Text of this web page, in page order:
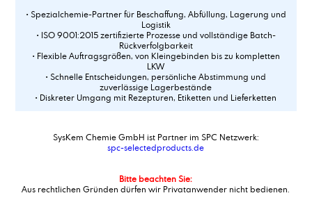
• Spezialchemie-Partner für Beschaffung, Abfüllung, Lagerung und
Logistik
• ISO 9001:2015 zertifizierte Prozesse und vollständige Batch-
Rückverfolgbarkeit
• Flexible Auftragsgrößen, von Kleingebinden bis zu kompletten
LKW
• Schnelle Entscheidungen, persönliche Abstimmung und
zuverlässige Lagerbestände
• Diskreter Umgang mit Rezepturen, Etiketten und Lieferketten
SysKem Chemie GmbH ist Partner im SPC Netzwerk:
spc-selectedproducts.de
Bitte beachten Sie:
Aus rechtlichen Gründen dürfen wir Privatanwender nicht bedienen.